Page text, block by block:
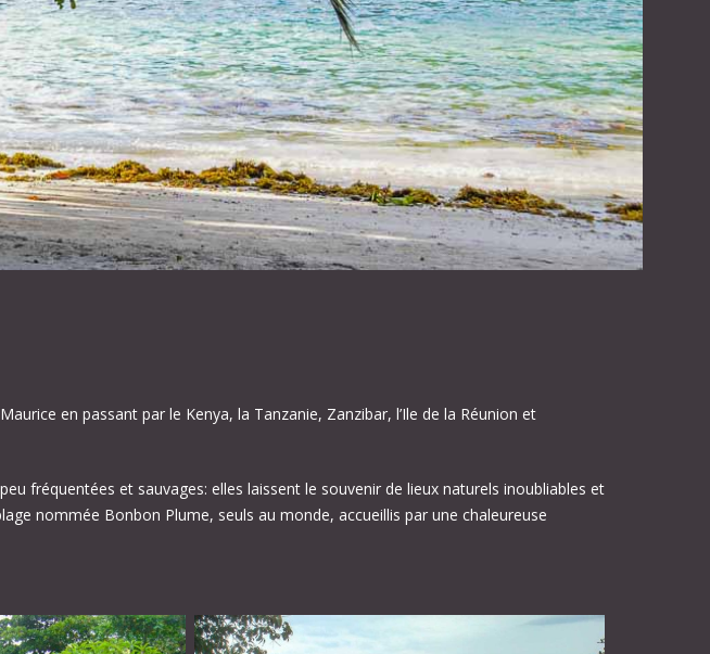
en passant par le Kenya, la Tanzanie, Zanzibar, l’Ile de la Réunion et
fréquentées et sauvages: elles laissent le souvenir de lieux naturels inoubliables et
nommée Bonbon Plume, seuls au monde, accueillis par une chaleureuse